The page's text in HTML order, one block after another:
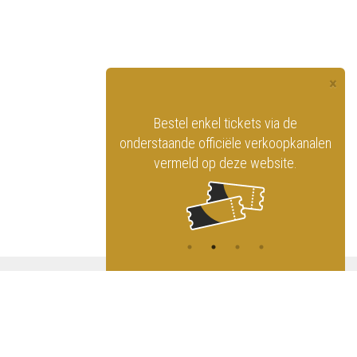
×
Bestel enkel tickets via de
onderstaande officiële verkoopkanalen
vermeld op deze website.